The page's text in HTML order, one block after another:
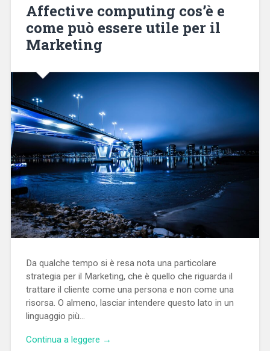
Affective computing cos’è e
come può essere utile per il
Marketing
Da qualche tempo si è resa nota una particolare
strategia per il Marketing, che è quello che riguarda il
trattare il cliente come una persona e non come una
risorsa. O almeno, lasciar intendere questo lato in un
linguaggio più…
Continua a leggere →